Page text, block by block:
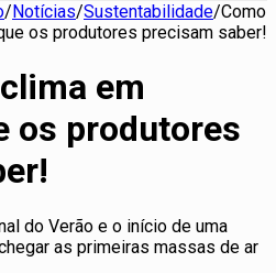
/Notícias/Sustentabilidade/Como
os produtores precisam saber!
em
os produtores
do Verão e o início de uma
as primeiras massas de ar